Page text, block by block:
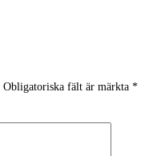
Obligatoriska fält är märkta *